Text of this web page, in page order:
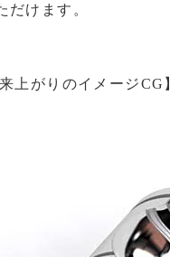
だけます。
上がりのイメージCG